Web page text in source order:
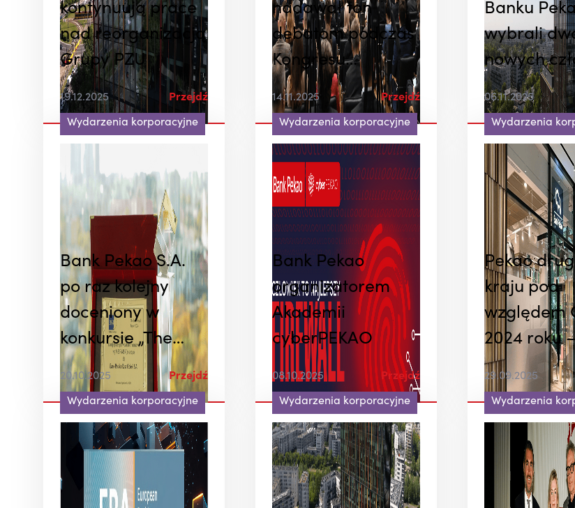
kontynuują prace
nad reorganizacją
Grupy PZU
19.12.2025 Przejdź
nadawał ton
debatom podczas
Kongresu
Bankowości
Korporacyjnej i
Inwestycyjnej
14.11.2025 Przejdź
Banku
wybrali
nowych
Rady
06.11.2025
Wydarzenia korporacyjne
Bank Pekao S.A.
po raz kolejny
doceniony w
konkursie „The
Best Annual
Report 2024”
20.10.2025 Przejdź
Wydarzenia korporacyjne
Bank Pekao
organizatorem
Akademii
cyberPEKAO
08.10.2025 Przejdź
Wydarzenia
Pekao
kraju pod
względem
2024 roku
ponownie
podium
podatników
29.09.2025
Wydarzenia korporacyjne Wydarzenia korporacyjne Wydarzenia